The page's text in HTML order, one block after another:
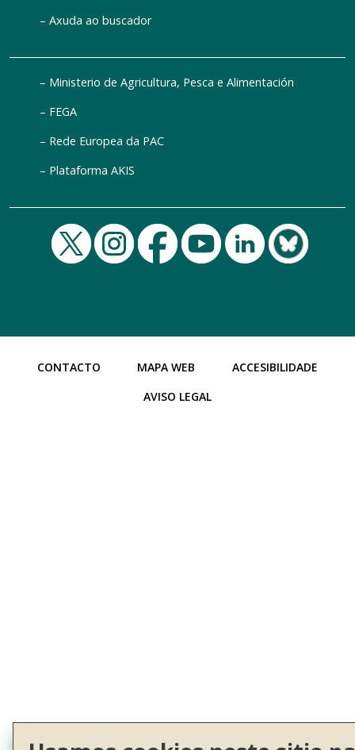
Axuda ao buscador
Ministerio de Agricultura, Pesca e Alimentación
FEGA
Rede Europea da PAC
Plataforma AKIS
CONTACTO MAPA WEB
ACCESIBILIDADE
AVISO LEGAL